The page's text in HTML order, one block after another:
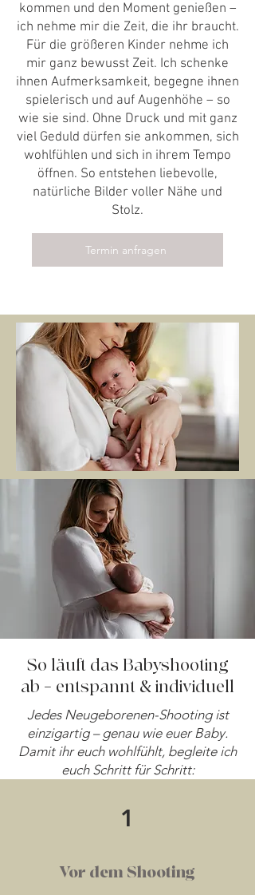
kommen und den Moment genießen –
ich nehme mir die Zeit, die ihr braucht.
Für die größeren Kinder nehme ich
mir ganz bewusst Zeit. Ich schenke
ihnen Aufmerksamkeit, begegne ihnen
spielerisch und auf Augenhöhe – so
wie sie sind. Ohne Druck und mit ganz
viel Geduld dürfen sie ankommen, sich
wohlfühlen und sich in ihrem Tempo
öffnen. So entstehen liebevolle,
natürliche Bilder voller Nähe und
Stolz.
Termin anfragen
So läuft das Babyshooting
ab – entspannt & individuell
Jedes Neugeborenen-Shooting ist
einzigartig – genau wie euer Baby.
Damit ihr euch wohlfühlt, begleite ich
euch Schritt für Schritt:
1
Vor dem Shooting